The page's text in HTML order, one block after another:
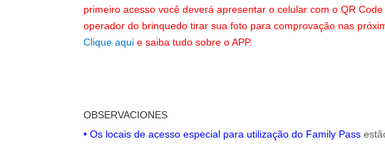
primeiro acesso você deverá apresentar o celular com o QR
operador do brinquedo tirar sua foto para comprovação nas
Clique aqui e saiba tudo sobre o APP.
OBSERVACIONES
• Os locais de acesso especial para utilização do Family Pass